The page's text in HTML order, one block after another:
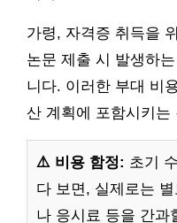
가령, 자격증 취득을
논문 제출 시 발생하
니다. 이러한 부대 비
산 계획에 포함시키는
⚠️ 비용 함정: 초기
다 보면, 실제로는
나 응시료 등을 간과